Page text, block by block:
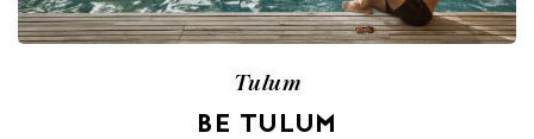
Tulum
BE TULUM